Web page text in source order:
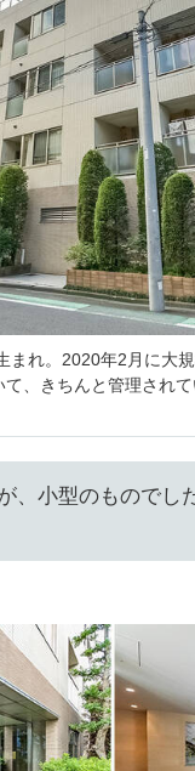
れ。2020年2月に大
、きちんと管理され
、小型のものでし